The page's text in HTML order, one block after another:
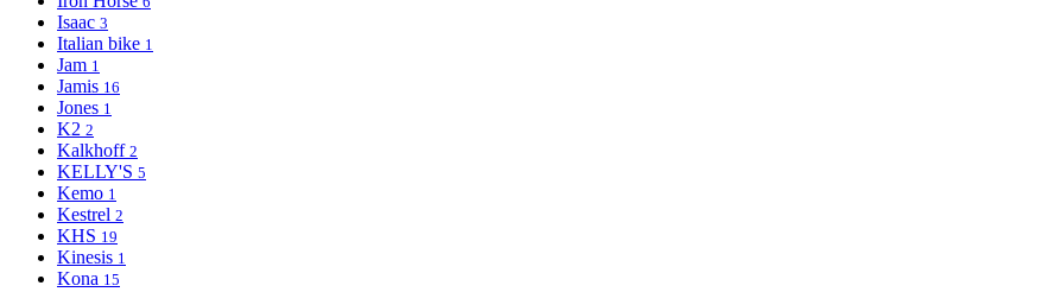
Isaac 3
Italian bike 1
Jam 1
Jamis 16
Jones 1
K2 2
Kalkhoff 2
KELLY'S 5
Kemo 1
Kestrel 2
KHS 19
Kinesis 1
Kona 15